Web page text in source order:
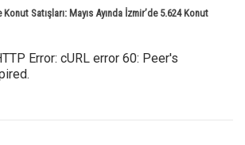
Satışları: Mayıs Ayında İzmir’de 5.624 Konut
Error: cURL error 60: Peer's